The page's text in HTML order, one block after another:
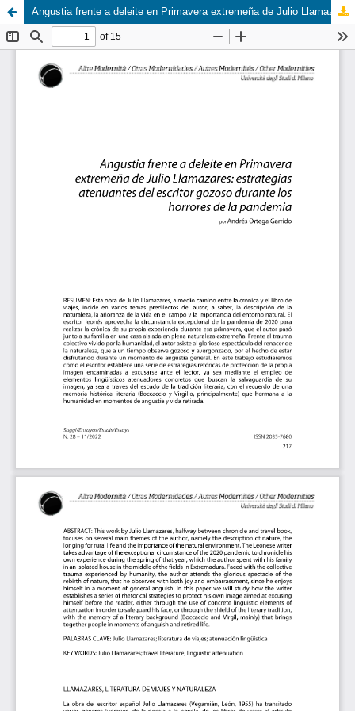
Angustia frente a deleite en Primavera extremeña de Julio Llamazares: estrategias atenuantes del escritor gozoso durante los horrores de la pandemia